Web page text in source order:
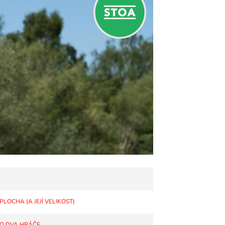
(A JEJÍ VELIKOST)